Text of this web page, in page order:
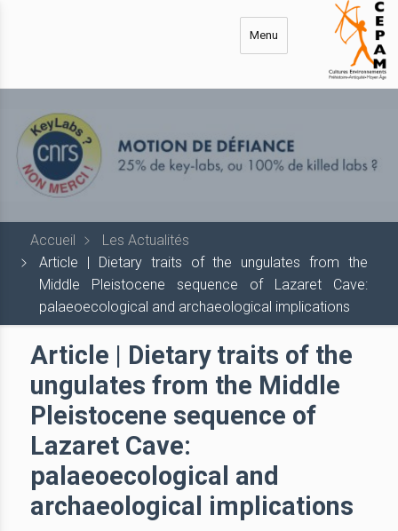
Menu
Accueil
Les Actualités
Article | Dietary traits of the ungulates from the
Middle Pleistocene sequence of Lazaret Cave:
palaeoecological and archaeological implications
Article | Dietary traits of the
ungulates from the Middle
Pleistocene sequence of
Lazaret Cave:
palaeoecological and
archaeological implications